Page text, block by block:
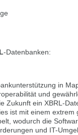
-Datenbanken:
in
und
Zukunft ein XBRL-
ist mit einem extrem
wodurch die
und IT-